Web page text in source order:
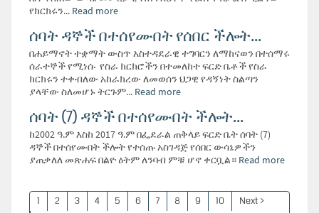
የክርክሩን... Read more
ሰባት ዳኞች በተሰየሙበት የሰበር ችሎት...
በሐይማኖት ተቋማት ውስጥ አስተዳደራዊ ተግባርን ለማከናወን በተሰማሩ
ሰራተኞች የሚነሱ የስራ ክርክሮችን በተመለከተ ፍርድ ቤቶች የስራ
ክርክሩን ተቀብለው አከራክረው ለመወሰን ህጋዊ የዳኝነት ስልጣን
ያላቸው ስለመሆኑ ትርጉም... Read more
ሰባት (7) ዳኞች በተሰየሙበት ችሎት...
ከ2002 ዓ.ም እስከ 2017 ዓ.ም በፌደራል ጠቅላይ ፍርድ ቤት ሰባት (7)
ዳኞች በተሰየሙበት ችሎት የተሰጡ አስገዳጅ የሰበር ውሳኔዎችን
ያጠቃለለ መጽሐፍ በልዮ ዕትም ለንባብ ምቹ ሆኖ ቀርቧል። Read more
1 2 3 4 5 6 7 8 9 10
Next